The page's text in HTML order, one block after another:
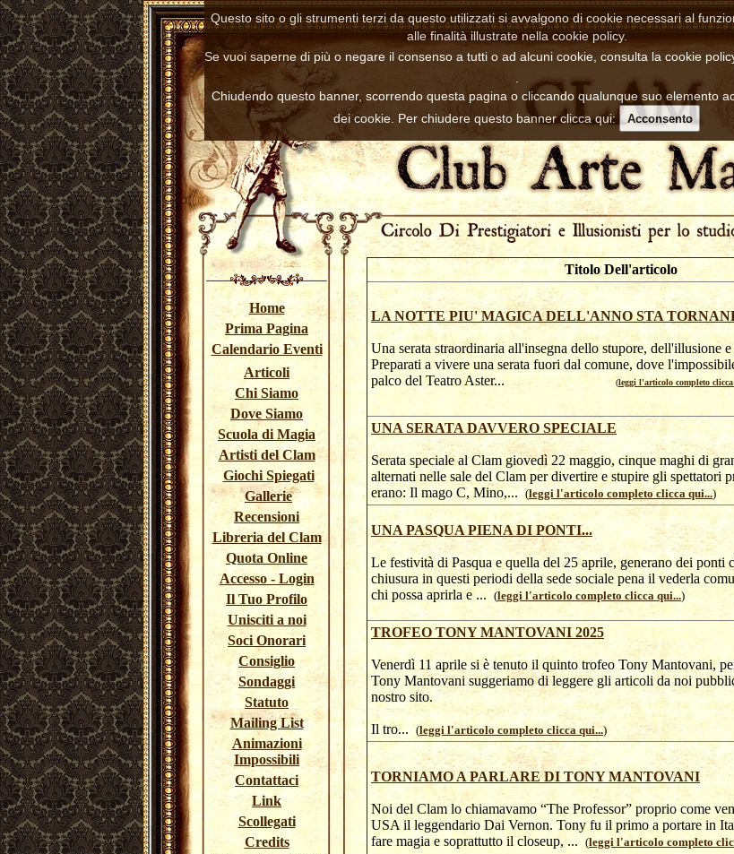
Home
Prima Pagina
Calendario Eventi
Articoli
Chi Siamo
Dove Siamo
Scuola di Magia
Artisti del Clam
Giochi Spiegati
Gallerie
Recensioni
Libreria del Clam
Quota Online
Accesso - Login
Il Tuo Profilo
Unisciti a noi
Soci Onorari
Consiglio
Sondaggi
Statuto
Mailing List
Animazioni
Impossibili
Contattaci
Link
Scollegati
Credits
Questo sito o gli strumenti terzi da questo utilizzati si avvalgono di cookie necessari al
alle finalità illustrate nella cookie policy.
Se vuoi saperne di più o negare il consenso a tutti o ad alcuni cookie, consulta la cookie
Chiudendo questo banner, scorrendo questa pagina o cliccando qualunque suo elemento
dei cookie. Per chiudere questo banner clicca qui:
Acconsento
Titolo Dell'articolo
LA NOTTE PIU' MAGICA DELL'ANNO STA
Una serata straordinaria all'insegna dello stupore, dell'illusione
Preparati a vivere una serata fuori dal comune, dove
palco del Teatro Aster... (leggi l'articolo completo
UNA SERATA DAVVERO SPECIALE
Serata speciale al Clam giovedì 22 maggio, cinque maghi di
alternati nelle sale del Clam per divertire e stupire gli spettatori
erano: Il mago C, Mino,... (leggi l'articolo completo clicca qui...)
UNA PASQUA PIENA DI PONTI...
Le festività di Pasqua e quella del 25 aprile, generano dei ponti
chiusura in questi periodi della sede sociale pena il vederla
chi possa aprirla e ... (leggi l'articolo completo clicca qui...)
TROFEO TONY MANTOVANI 2025
Venerdì 11 aprile si è tenuto il quinto trofeo Tony Mantovani,
Tony Mantovani suggeriamo di leggere gli articoli da noi
nostro sito.
Il tro... (leggi l'articolo completo clicca qui...)
TORNIAMO A PARLARE DI TONY MANTOVANI
Noi del Clam lo chiamavamo “The Professor” proprio come
USA il leggendario Dai Vernon. Tony fu il primo a portare in
fare magia e soprattutto il closeup, ... (leggi l'articolo completo